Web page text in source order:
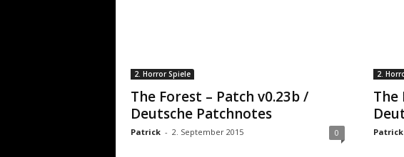
2. Horror Spiele
The Forest – Patch v0.23b /
Deutsche Patchnotes
Patrick - 2. September 2015 0
2.
The
Patrick